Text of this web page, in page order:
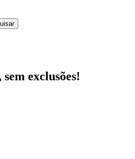
exclusões!